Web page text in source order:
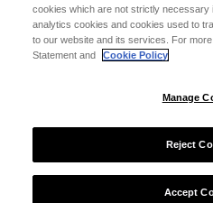
AUSTRALIA/OCEANIA
COMO The Treasury, Perth
cookies which are not strictly necessary
analytics cookies and cookies used to
to our website and its services. For
Statement and
Cookie Policy
Manage
Reject
Accept